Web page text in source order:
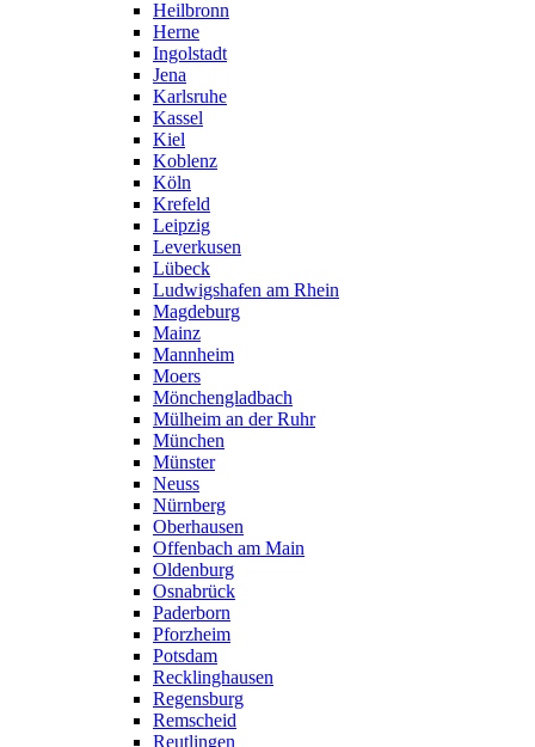
Heilbronn
Herne
Ingolstadt
Jena
Karlsruhe
Kassel
Kiel
Koblenz
Köln
Krefeld
Leipzig
Leverkusen
Lübeck
Ludwigshafen am Rhein
Magdeburg
Mainz
Mannheim
Moers
Mönchengladbach
Mülheim an der Ruhr
München
Münster
Neuss
Nürnberg
Oberhausen
Offenbach am Main
Oldenburg
Osnabrück
Paderborn
Pforzheim
Potsdam
Recklinghausen
Regensburg
Remscheid
Reutlingen